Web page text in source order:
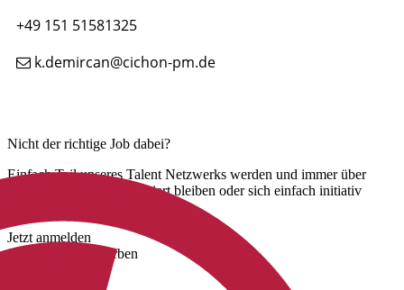
+49 151 51581325
k.demircan@cichon-pm.de
Nicht der richtige Job dabei?
Einfach Teil unseres Talent Netzwerks werden und immer über
unsere neuen Jobs informiert bleiben oder sich einfach initiativ
Jetzt anmelden
Jetzt initiativ bewerben